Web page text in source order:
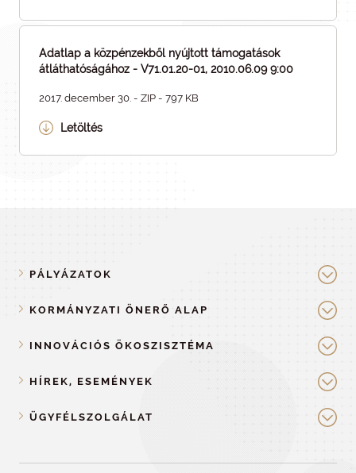
Adatlap a közpénzekből nyújtott támogatások
átláthatóságához - V71.01.20-01, 2010.06.09 9:00
2017. december 30. - ZIP - 797 KB
Letöltés
PÁLYÁZATOK
KORMÁNYZATI ÖNERŐ ALAP
INNOVÁCIÓS ÖKOSZISZTÉMA
HÍREK, ESEMÉNYEK
ÜGYFÉLSZOLGÁLAT